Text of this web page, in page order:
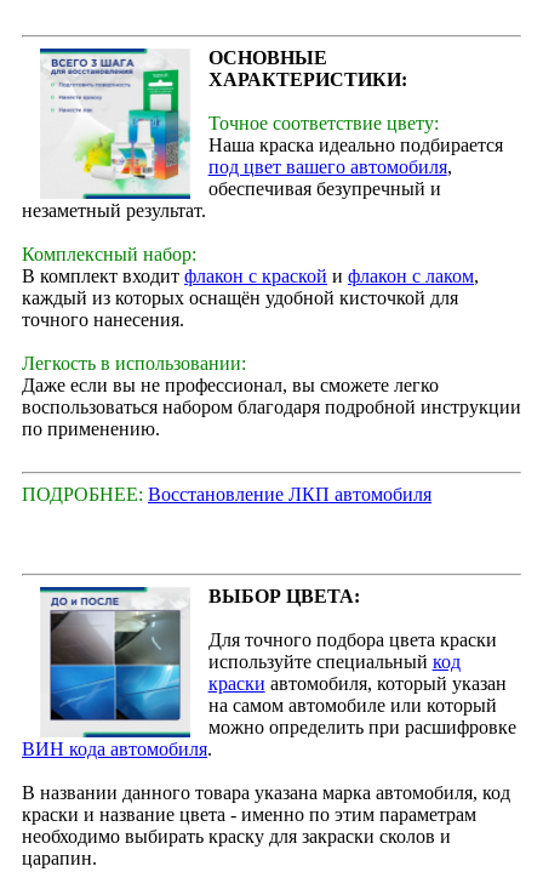
ОСНОВНЫЕ
ХАРАКТЕРИСТИКИ:
Точное соответствие цвету:
Наша краска идеально подбирается
под цвет вашего автомобиля,
обеспечивая безупречный и
незаметный результат.
Комплексный набор:
В комплект входит флакон с краской и флакон с лаком,
каждый из которых оснащён удобной кисточкой для
точного нанесения.
Легкость в использовании:
Даже если вы не профессионал, вы сможете легко
воспользоваться набором благодаря подробной инструкции
по применению.
ПОДРОБНЕЕ: Восстановление ЛКП автомобиля
ВЫБОР ЦВЕТА:
Для точного подбора цвета краски
используйте специальный код
краски автомобиля, который указан
на самом автомобиле или который
можно определить при расшифровке
ВИН кода автомобиля.
В названии данного товара указана марка автомобиля, код
краски и название цвета - именно по этим параметрам
необходимо выбирать краску для закраски сколов и
царапин.